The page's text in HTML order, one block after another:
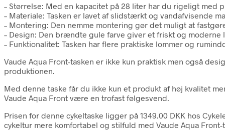
– Størrelse: Med en kapacitet på 28 liter har du rigeligt
– Materiale: Tasken er lavet af slidstærkt og vandafvisende
– Montering: Den nemme montering gør det muligt at
– Design: Den brændte gule farve giver et friskt og
– Funktionalitet: Tasken har flere praktiske lommer og
Vaude Aqua Front-tasken er ikke kun praktisk men også
produktionen.
Med denne taske får du ikke kun et produkt af høj kvalitet
Vaude Aqua Front være en trofast følgesvend.
Prisen for denne cykeltaske ligger på 1349.00 DKK hos
cykeltur mere komfortabel og stilfuld med Vaude Aqua Front-